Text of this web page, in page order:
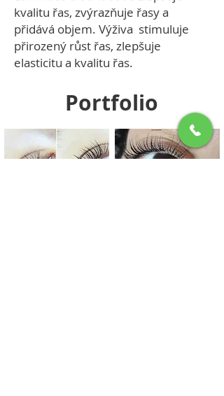
kvalitu řas, zvýrazňuje řasy a
přidává objem. Výživa stimuluje
přirozený růst řas, zlepšuje
elasticitu a kvalitu řas.
Portfolio